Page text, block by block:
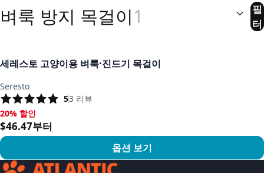
벼룩 방지 목걸이1 (선
필
터
세레스토 고양이용 벼룩·진드기 목걸이
Seresto
53 리뷰
20% 할인, $46.47부터
20% 할인
$46.47부터
옵션 보기
상품 보기